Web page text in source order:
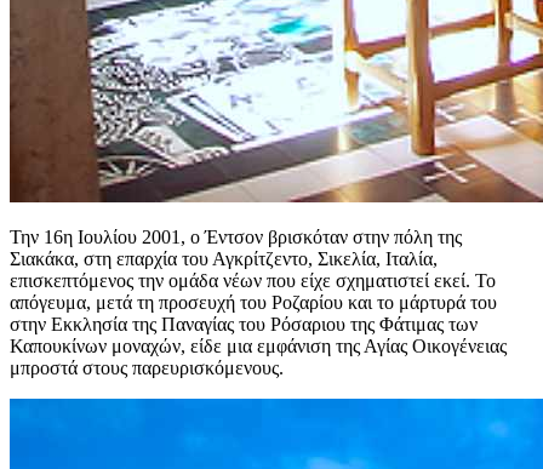
Την 16η Ιουλίου 2001, ο Έντσον βρισκόταν στην πόλη της
Σιακάκα, στη επαρχία του Αγκρίτζεντο, Σικελία, Ιταλία,
επισκεπτόμενος την ομάδα νέων που είχε σχηματιστεί εκεί. Το
απόγευμα, μετά τη προσευχή του Ροζαρίου και το μάρτυρά του
στην Εκκλησία της Παναγίας του Ρόσαριου της Φάτιμας των
Καπουκίνων μοναχών, είδε μια εμφάνιση της Αγίας Οικογένειας
μπροστά στους παρευρισκόμενους.